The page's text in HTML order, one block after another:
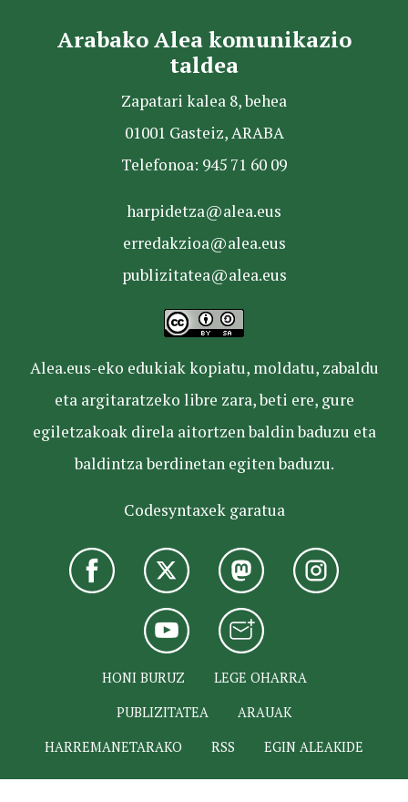
Arabako Alea komunikazio
taldea
Zapatari kalea 8, behea
01001 Gasteiz, ARABA
Telefonoa: 945 71 60 09
harpidetza@alea.eus
erredakzioa@alea.eus
publizitatea@alea.eus
Alea.eus-eko edukiak kopiatu, moldatu, zabaldu
eta argitaratzeko libre zara, beti ere, gure
egiletzakoak direla aitortzen baldin baduzu eta
baldintza berdinetan egiten baduzu.
Codesyntaxek garatua
HONI BURUZ
LEGE OHARRA
PUBLIZITATEA
ARAUAK
HARREMANETARAKO
RSS EGIN ALEAKIDE